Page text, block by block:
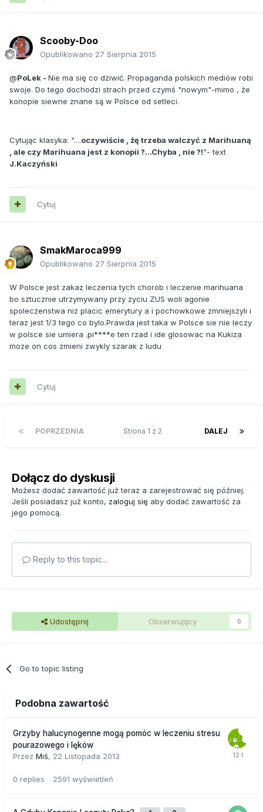
Scooby-Doo
Opublikowano 27 Sierpnia 2015
@PoLek - Nie ma się co dziwić. Propaganda polskich mediów robi
swoje. Do tego dochodzi strach przed czymś "nowym"-mimo , że
konopie siewne znane są w Polsce od setleci.
Cytując klasyka: "....oczywiście , żę trzeba walczyć z Marihuaną
, ale czy Marihuana jest z konopii ?...Chyba , nie ?!"- text
J.Kaczyński
Cytuj
SmakMaroca999
Opublikowano 27 Sierpnia 2015
W Polsce jest zakaz leczenia tych chorob i leczenie marihuana
bo sztucznie utrzymywany przy zyciu ZUS woli agonie
spoleczenstwa niz placic emerytury a i pochowkowe zmniejszyli i
teraz jest 1/3 tego co bylo.Prawda jest taka w Polsce sie nie leczy
w polsce sie umiera .pi****e ten rzad i ide glosowac na Kukiza
moze on cos zmieni zwykly szarak z ludu
Cytuj
POPRZEDNIA DALEJ
Strona 1 z 2
Dołącz do dyskusji
Możesz dodać zawartość już teraz a zarejestrować się później.
Jeśli posiadasz już konto, zaloguj się aby dodać zawartość za
jego pomocą.
Reply to this topic...
Udostępnij Obserwujący 0
Go to topic listing
Podobna zawartość
Grzyby halucynogenne mogą pomóc w leczeniu stresu
pourazowego i lęków
Przez Miś, 22 Listopada 2013
0 replies 2591 wyświetleń